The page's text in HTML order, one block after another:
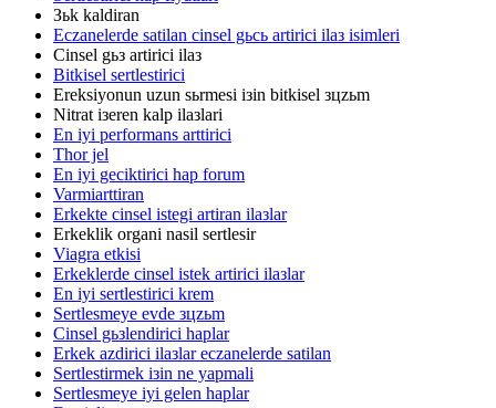
Зьk kaldiran
Eczanelerde satilan cinsel gьcь artirici ilaз isimleri
Cinsel gьз artirici ilaз
Bitkisel sertlestirici
Ereksiyonun uzun sьrmesi iзin bitkisel зцzьm
Nitrat iзeren kalp ilaзlari
En iyi performans arttirici
Thor jel
En iyi geciktirici hap forum
Varmiarttiran
Erkekte cinsel istegi artiran ilaзlar
Erkeklik organi nasil sertlesir
Viagra etkisi
Erkeklerde cinsel istek artirici ilaзlar
En iyi sertlestirici krem
Sertlesmeye evde зцzьm
Cinsel gьзlendirici haplar
Erkek azdirici ilaзlar eczanelerde satilan
Sertlestirmek iзin ne yapmali
Sertlesmeye iyi gelen haplar